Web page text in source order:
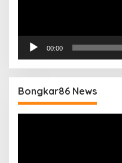
00:00
Bongkar86 News